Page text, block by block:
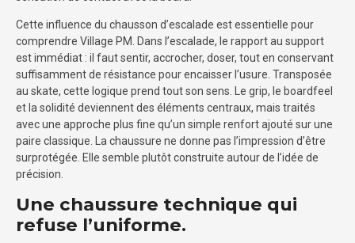
Cette influence du chausson d’escalade est essentielle pour
comprendre Village PM. Dans l’escalade, le rapport au support
est immédiat : il faut sentir, accrocher, doser, tout en conservant
suffisamment de résistance pour encaisser l’usure. Transposée
au skate, cette logique prend tout son sens. Le grip, le boardfeel
et la solidité deviennent des éléments centraux, mais traités
avec une approche plus fine qu’un simple renfort ajouté sur une
paire classique. La chaussure ne donne pas l’impression d’être
surprotégée. Elle semble plutôt construite autour de l’idée de
précision.
Une chaussure technique qui
refuse l’uniforme.